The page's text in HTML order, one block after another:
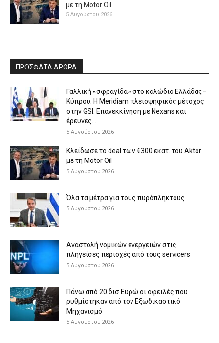
με τη Μotor Oil
5 Αυγούστου 2026
ΠΡΟΣΦΑΤΑ ΑΡΘΡΑ
Γαλλική «σφραγίδα» στο καλώδιο Ελλάδας–
Κύπρου. Η Meridiam πλειοψηφικός μέτοχος
στην GSI. Επανεκκίνηση με Nexans και
έρευνες...
5 Αυγούστου 2026
Κλείδωσε το deal των €300 εκατ. του Aktor
με τη Μotor Oil
5 Αυγούστου 2026
Όλα τα μέτρα για τους πυρόπληκτους
5 Αυγούστου 2026
Αναστολή νομικών ενεργειών στις
πληγείσες περιοχές από τους servicers
5 Αυγούστου 2026
Πάνω από 20 δισ Ευρώ οι οφειλές που
ρυθμίστηκαν από τον Εξωδικαστικό
Μηχανισμό
5 Αυγούστου 2026